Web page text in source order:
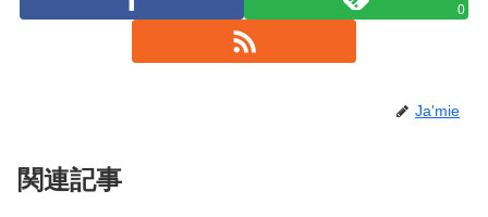
0
Ja'mie
関連記事